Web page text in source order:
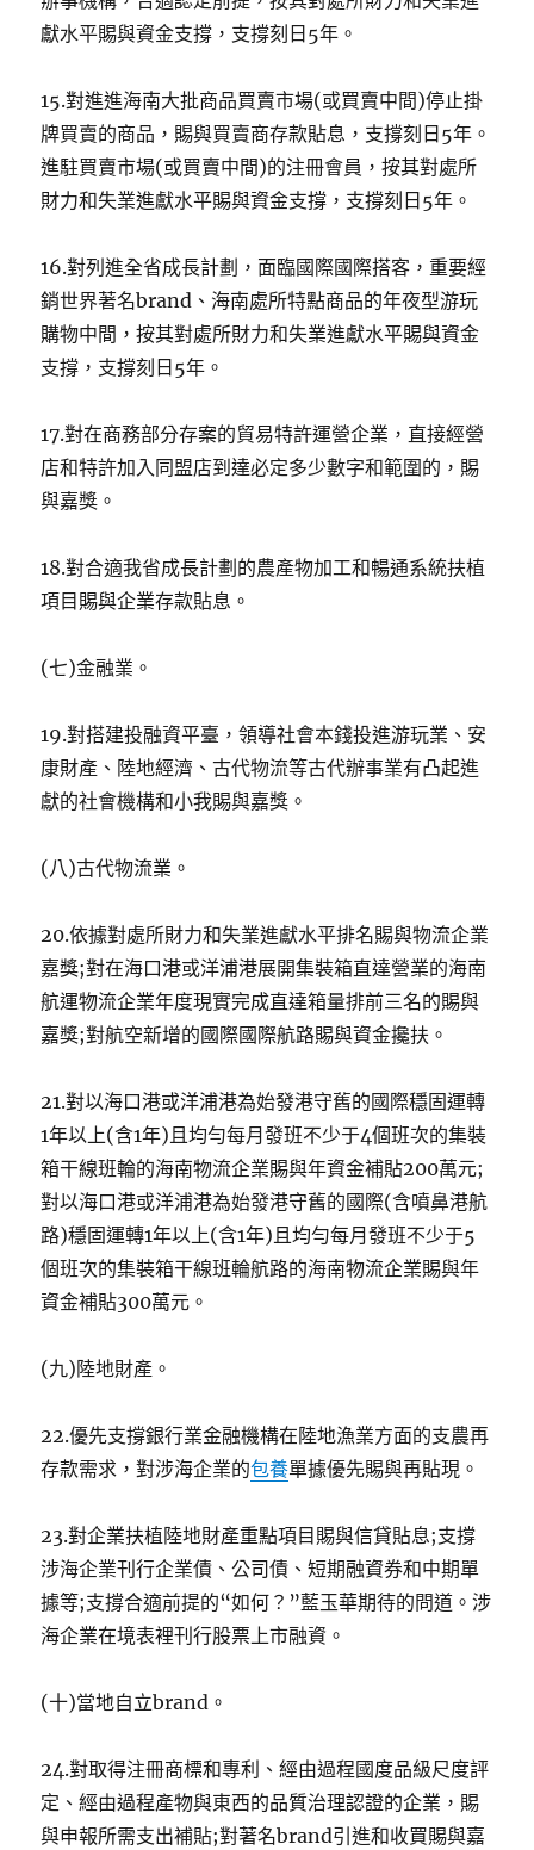
獻水平賜與資金支撐，支撐刻日5年。
15.對進進海南大批商品買賣市場(或買賣中間)停止掛
牌買賣的商品，賜與買賣商存款貼息，支撐刻日5年。
進駐買賣市場(或買賣中間)的注冊會員，按其對處所
財力和失業進獻水平賜與資金支撐，支撐刻日5年。
16.對列進全省成長計劃，面臨國際國際搭客，重要經
銷世界著名brand、海南處所特點商品的年夜型游玩
購物中間，按其對處所財力和失業進獻水平賜與資金
支撐，支撐刻日5年。
17.對在商務部分存案的貿易特許運營企業，直接經營
店和特許加入同盟店到達必定多少數字和範圍的，賜
與嘉獎。
18.對合適我省成長計劃的農產物加工和暢通系統扶植
項目賜與企業存款貼息。
(七)金融業。
19.對搭建投融資平臺，領導社會本錢投進游玩業、安
康財產、陸地經濟、古代物流等古代辦事業有凸起進
獻的社會機構和小我賜與嘉獎。
(八)古代物流業。
20.依據對處所財力和失業進獻水平排名賜與物流企業
嘉獎;對在海口港或洋浦港展開集裝箱直達營業的海南
航運物流企業年度現實完成直達箱量排前三名的賜與
嘉獎;對航空新增的國際國際航路賜與資金攙扶。
21.對以海口港或洋浦港為始發港守舊的國際穩固運轉
1年以上(含1年)且均勻每月發班不少于4個班次的集裝
箱干線班輪的海南物流企業賜與年資金補貼200萬元;
對以海口港或洋浦港為始發港守舊的國際(含噴鼻港航
路)穩固運轉1年以上(含1年)且均勻每月發班不少于5
個班次的集裝箱干線班輪航路的海南物流企業賜與年
資金補貼300萬元。
(九)陸地財產。
22.優先支撐銀行業金融機構在陸地漁業方面的支農再
存款需求，對涉海企業的包養單據優先賜與再貼現。
23.對企業扶植陸地財產重點項目賜與信貸貼息;支撐
涉海企業刊行企業債、公司債、短期融資券和中期單
據等;支撐合適前提的“如何？”藍玉華期待的問道。涉
海企業在境表裡刊行股票上市融資。
(十)當地自立brand。
24.對取得注冊商標和專利、經由過程國度品級尺度評
定、經由過程產物與東西的品質治理認證的企業，賜
與申報所需支出補貼;對著名brand引進和收買賜與嘉